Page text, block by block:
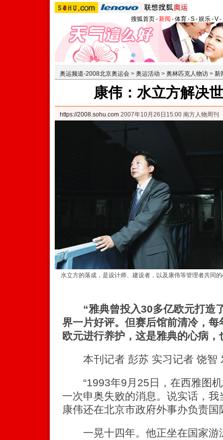
搜狐首页-新闻 -体育-S-娱乐-V-
奥运频道-2008北京奥运会 > 奥运活动 > 奥林匹克人物访 > 新
康伟：水立方解决
https://2008.sohu.com 2007年10月26日15:00 南方人物周刊
水立方的落成，是设计师、建设者，以及康伟等管理者共同
“雅典曾投入30多亿欧元打造
界一片好评。但赛后馆前清冷，
欧元进行养护，这是雅典的心病
本刊记者 彭苏 实习记者 饶智
“1993年9月25日，在西雅图机
一次申奥失败的消息。说实话，
康伟还在北京市政府外事办负责国
一晃十四年。他正坐在国家游